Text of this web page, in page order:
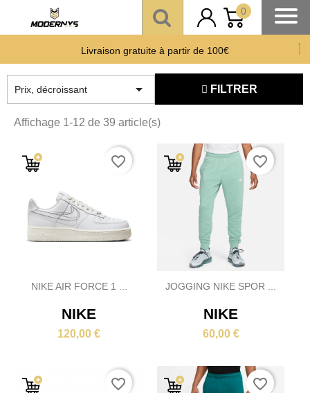
0
Offre un 🎁 Moderny’s : Coup de 💘 assuré
Prix, décroissant
 FILTRER
Affichage 1-12 de 39 article(s)
NIKE AIR FORCE 1 ...
NIKE
120,00 €
favorite_border
JOGGING NIKE SPOR ...
NIKE
60,00 €
favorite_border
favorite_border favorite_border